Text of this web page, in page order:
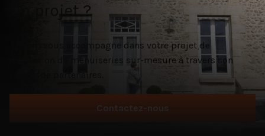
Un projet ?
Atulam vous accompagne dans votre projet de
rénovation de menuiseries sur-mesure à travers son
Contactez-nous